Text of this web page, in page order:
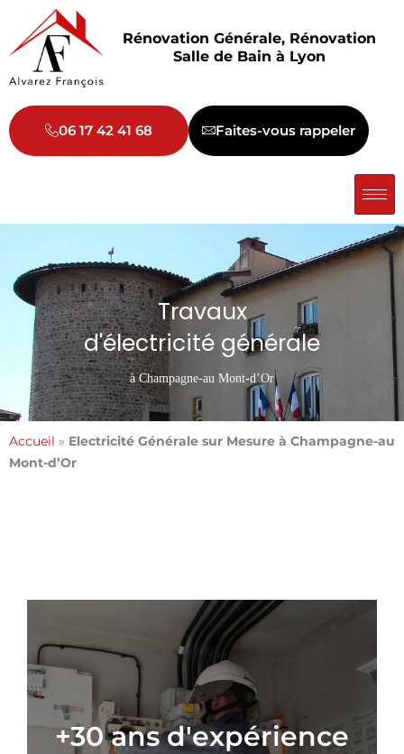
contenu
Rénovation Générale, Rénovation
Salle de Bain à Lyon
06 17 42 41 68 Faites-vous rappeler
Travaux
d'électricité générale
à Champagne-au Mont-d’Or
Accueil » Electricité Générale sur Mesure à Champagne-au
Mont-d’Or
+30 ans d'expérience